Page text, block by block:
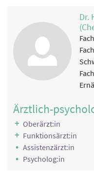
Medizinische
Arbeitstherapie und
Psychotherapie
Psychotherapie
Reha-Pflege
Reha-Pflege
Physikalische Therapie
Rekreationstherapie
Musiktherapie,
Ernährung
Lehrküche
Information, Motivation
Dr.
Ärztlich-
Oberärzt:in
Funktionsärzt:in
Assistenzärzt:in
Psycholog:in